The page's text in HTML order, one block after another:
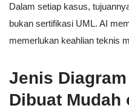
Dalam setiap kasus,
bukan sertifikasi UML. AI
memerlukan keahlian teknis
Jenis
Dibuat Mudah